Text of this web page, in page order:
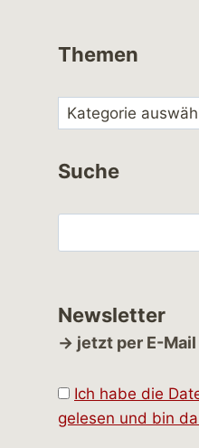
Themen
Suche
Newsletter
→ jetzt per E-
Ich habe die
gelesen und bin